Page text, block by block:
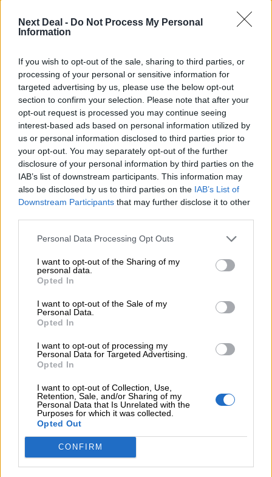
Next Deal - Do Not Process My Personal
Information
If you wish to opt-out of the sale, sharing to third parties, or
processing of your personal or sensitive information for
targeted advertising by us, please use the below opt-out
section to confirm your selection. Please note that after your
opt-out request is processed you may continue seeing
interest-based ads based on personal information utilized by
us or personal information disclosed to third parties prior to
your opt-out. You may separately opt-out of the further
disclosure of your personal information by third parties on the
IAB’s list of downstream participants. This information may
also be disclosed by us to third parties on the IAB’s List of
Downstream Participants that may further disclose it to other
Personal Data Processing Opt Outs
I want to opt-out of the Sharing of my
personal data.
Opted In
I want to opt-out of the Sale of my
Personal Data.
Opted In
I want to opt-out of processing my
Personal Data for Targeted Advertising.
Opted In
I want to opt-out of Collection, Use,
Retention, Sale, and/or Sharing of my
Personal Data that Is Unrelated with the
Purposes for which it was collected.
Opted Out
CONFIRM
06.08.2026 - 08:40
Βαρδινογιάννη- Εξάρχου και ο διπλασιασμός των κερδών της
ΔΕΗ
05.08.2026 - 13:37
Randy Schekman, Νομπελίστας Ιατρικής: «Σε πέντε χρόνια
μπορεί να έχουμε θεραπεία που αναστέλλει την εξέλιξη του
Πάρκινσον»
05.08.2026 - 12:33
Ε.Ε και παράνομη μετανάστευση: προτάσεις και δράσεις με
παρονομαστή το κοινό συμφέρον
05.08.2026 - 12:11
05.08.2026 - 11:30
Η νέα εποχή στην εκπαίδευση των ασφαλιστικών
διαμεσολαβητών